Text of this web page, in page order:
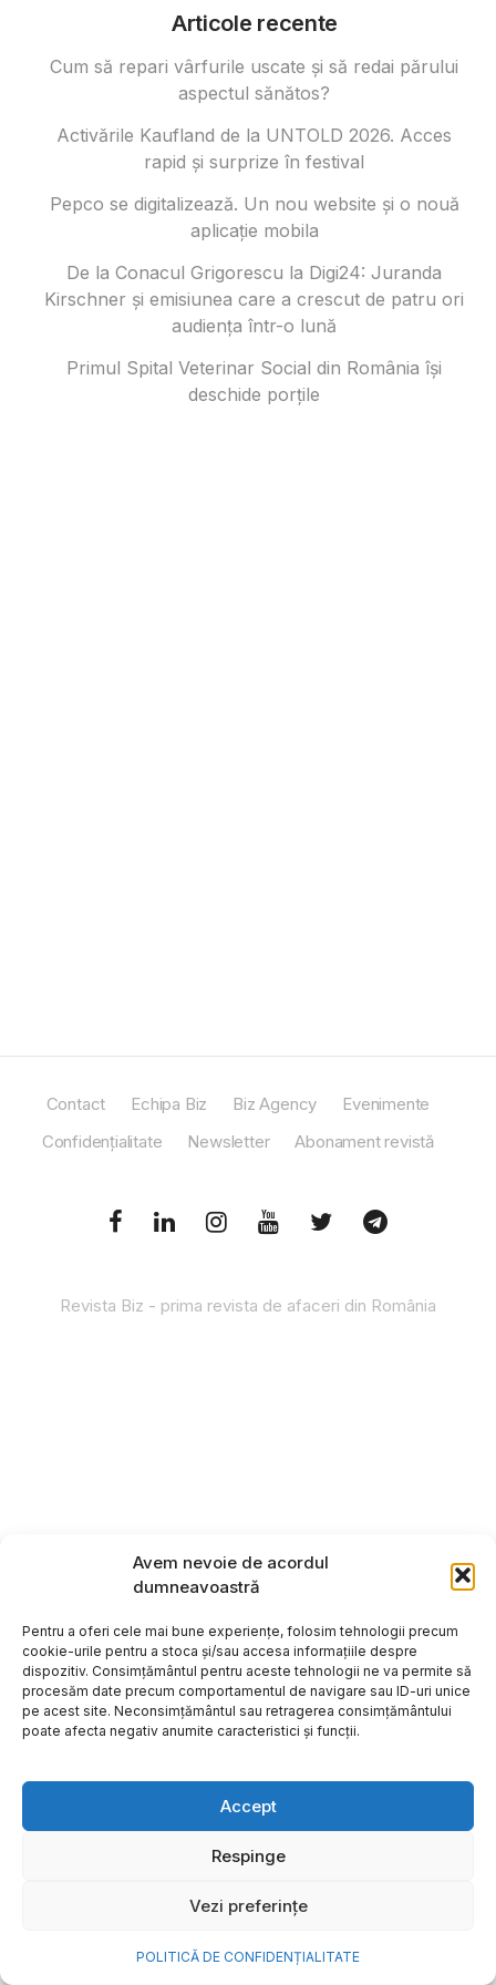
Avem nevoie de acordul
dumneavoastră
Pentru a oferi cele mai bune experiențe, folosim tehnologii precum
cookie-urile pentru a stoca și/sau accesa informațiile despre
dispozitiv. Consimțământul pentru aceste tehnologii ne va permite să
procesăm date precum comportamentul de navigare sau ID-uri unice
pe acest site. Neconsimțământul sau retragerea consimțământului
poate afecta negativ anumite caracteristici și funcții.
Accept
Respinge
Vezi preferințe
POLITICĂ DE CONFIDENȚIALITATE
Articole recente
Cum să repari vârfurile uscate și să redai părului
aspectul sănătos?
Activările Kaufland de la UNTOLD 2026. Acces
rapid și surprize în festival
Pepco se digitalizează. Un nou website și o nouă
aplicație mobila
De la Conacul Grigorescu la Digi24: Juranda
Kirschner și emisiunea care a crescut de patru ori
audiența într-o lună
Primul Spital Veterinar Social din România își
deschide porțile
Contact Echipa Biz Biz Agency
Evenimente
Confidențialitate
Newsletter Abonament revistă
Revista Biz - prima revista de afaceri din România
Copyright ©2026